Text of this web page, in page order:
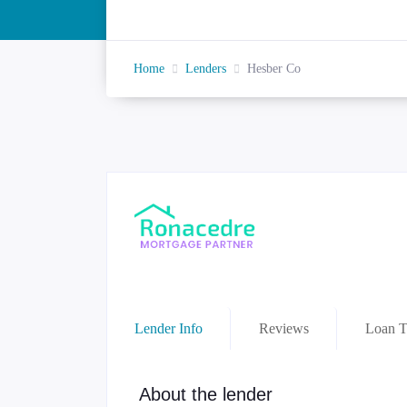
Home Lenders Hesber Co
Lender Info Reviews Loan
About the lender